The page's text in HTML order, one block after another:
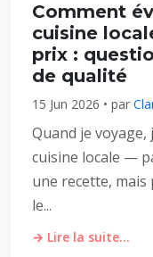
Comment
cuisine
prix :
de qualité
15 Jun 2026 • par
Quand je
cuisine locale —
une recette,
le...
→ Lire la suite...